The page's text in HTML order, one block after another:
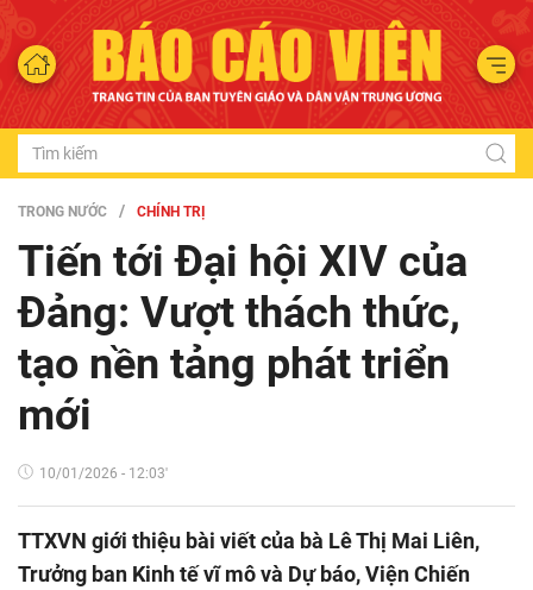
TRONG NƯỚC CHÍNH TRỊ
Tiến tới Đại hội XIV của
Đảng: Vượt thách thức,
tạo nền tảng phát triển
mới
10/01/2026 - 12:03'
TTXVN giới thiệu bài viết của bà Lê Thị Mai Liên,
Trưởng ban Kinh tế vĩ mô và Dự báo, Viện Chiến